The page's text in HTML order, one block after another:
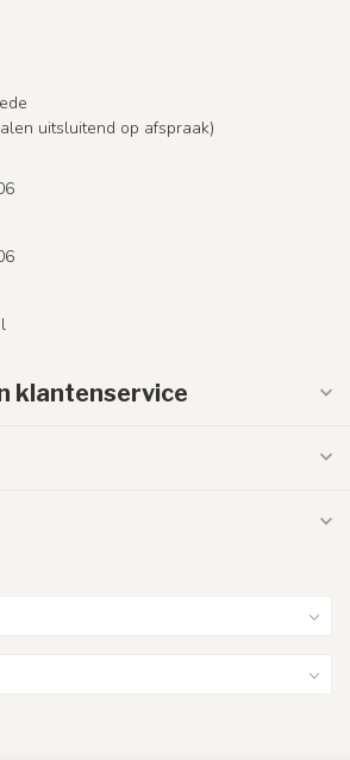
uitsluitend op afspraak)
klantenservice